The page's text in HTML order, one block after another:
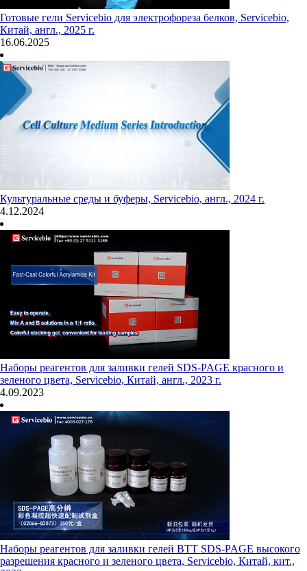
Готовые гели Servicebio для электрофореза белков, Servicebio,
Китай, англ., 2025 г.
16.06.2025
Культуральные среды и буферы, Servicebio, англ., 2024 г.
4.12.2024
Наборы реагентов для заливки гелей SDS-PAGE красного и
зеленого цвета, Servicebio, Китай, англ., 2023 г.
4.09.2023
Наборы реагентов для заливки гелей BTT SDS-PAGE высокого
разрешения красного и зеленого цвета, Servicebio, Китай, кит.,